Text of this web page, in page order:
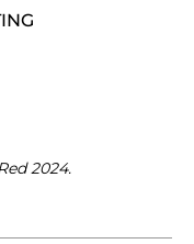
2024.